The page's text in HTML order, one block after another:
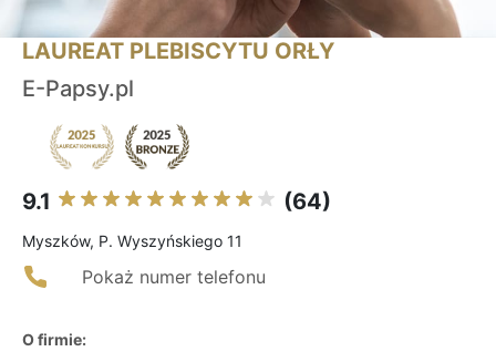
LAUREAT PLEBISCYTU ORŁY
E-Papsy.pl
9.1 (64)
Myszków, P. Wyszyńskiego 11
Pokaż numer telefonu
O firmie: